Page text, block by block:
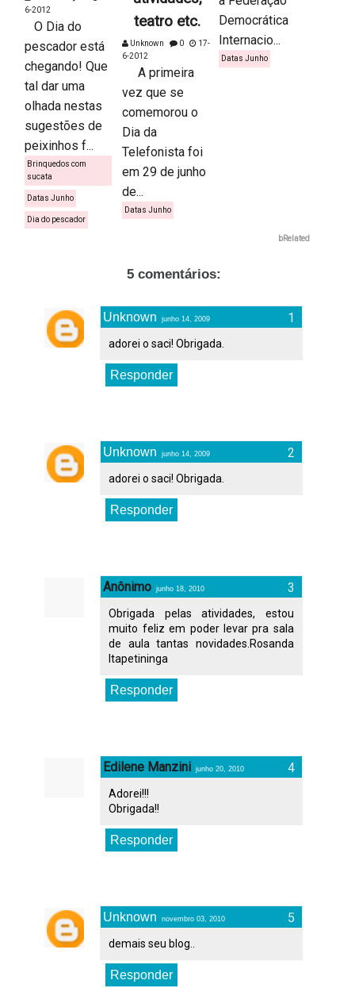
6-2012
O Dia do
pescador está
chegando! Que
tal dar uma
olhada nestas
sugestões de
peixinhos f...
Brinquedos com
sucata
Datas Junho
Dia do pescador
teatro etc.
Unknown 0
17-
6-2012
A primeira
vez que se
comemorou o
Dia da
Telefonista foi
em 29 de junho
de...
Datas Junho
Democrática
Internacio...
Datas Junho
bRelated
5 comentários:
Unknown junho 14, 2009
adorei o saci! Obrigada.
Responder
Unknown junho 14, 2009
adorei o saci! Obrigada.
Responder
Anônimo junho 18, 2010
Obrigada pelas atividades, estou
muito feliz em poder levar pra sala
de aula tantas novidades.Rosanda
Itapetininga
Responder
Edilene Manzini junho 20, 2010
Adorei!!!
Obrigada!!
Responder
Unknown novembro 03, 2010
demais seu blog..
Responder